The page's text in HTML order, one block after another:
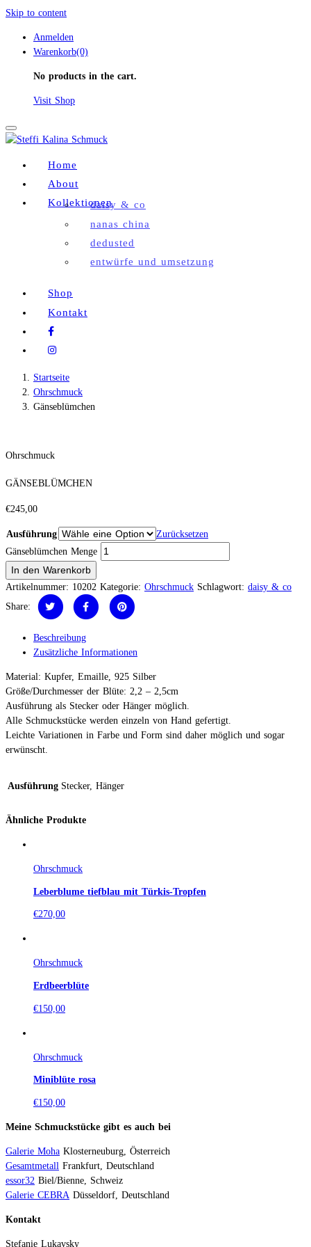
Skip to content
Anmelden
Warenkorb(0)
No products in the cart.
Visit Shop
Toggle
Home
About
Kollektionendaisy & co
nanas china
dedusted
entwürfe und umsetzung
Shop
Kontakt
Startseite
Ohrschmuck
Gänseblümchen
Ohrschmuck
GÄNSEBLÜMCHEN
€245,00
Ausführung
Zurücksetzen
Gänseblümchen Menge
In den Warenkorb
Artikelnummer: 10202 Kategorie: Ohrschmuck Schlagwort: daisy & co
Share:
Beschreibung
Zusätzliche Informationen
Material: Kupfer, Emaille, 925 Silber
Größe/Durchmesser der Blüte: 2,2 – 2,5cm
Ausführung als Stecker oder Hänger möglich.
Alle Schmuckstücke werden einzeln von Hand gefertigt.
Leichte Variationen in Farbe und Form sind daher möglich und sogar
erwünscht.
Ausführung Stecker, Hänger
Ähnliche Produkte
Ohrschmuck
Leberblume tiefblau mit Türkis-Tropfen
€270,00
Ohrschmuck
Erdbeerblüte
€150,00
Ohrschmuck
Miniblüte rosa
€150,00
Meine Schmuckstücke gibt es auch bei
Galerie Moha Klosterneuburg, Österreich
Gesamtmetall Frankfurt, Deutschland
essor32 Biel/Bienne, Schweiz
Galerie CEBRA Düsseldorf, Deutschland
Kontakt
Stefanie Lukavsky